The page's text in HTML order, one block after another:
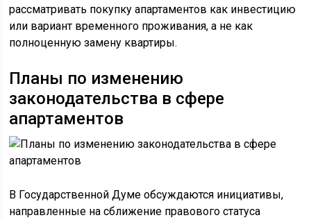
рассматривать покупку апартаментов как инвестицию
или вариант временного проживания, а не как
полноценную замену квартиры.
Планы по изменению
законодательства в сфере
апартаментов
В Государственной Думе обсуждаются инициативы,
направленные на сближение правового статуса